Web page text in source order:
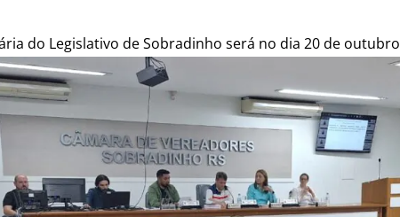
do Legislativo de Sobradinho será no dia 20 de outubro